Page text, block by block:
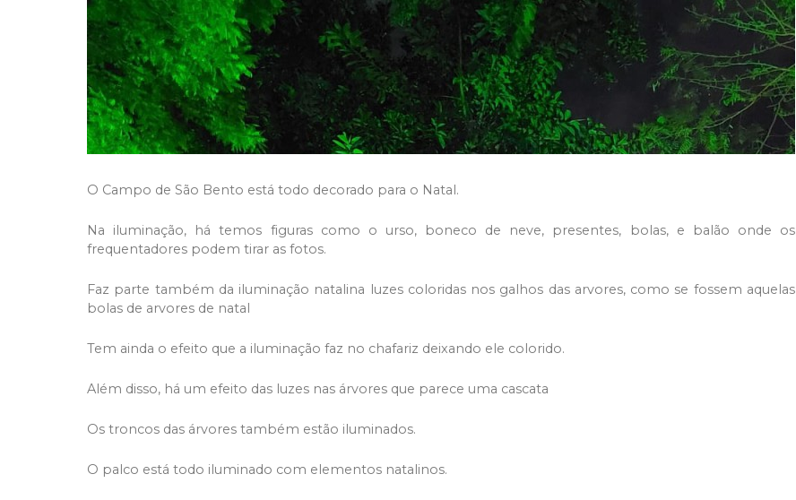
O Campo de São Bento está todo decorado para o Natal.
Na iluminação, há temos figuras como o urso, boneco de neve, presentes, bolas, e balão onde os
frequentadores podem tirar as fotos.
Faz parte também da iluminação natalina luzes coloridas nos galhos das arvores, como se fossem aquelas
bolas de arvores de natal
Tem ainda o efeito que a iluminação faz no chafariz deixando ele colorido.
Além disso, há um efeito das luzes nas árvores que parece uma cascata
Os troncos das árvores também estão iluminados.
O palco está todo iluminado com elementos natalinos.